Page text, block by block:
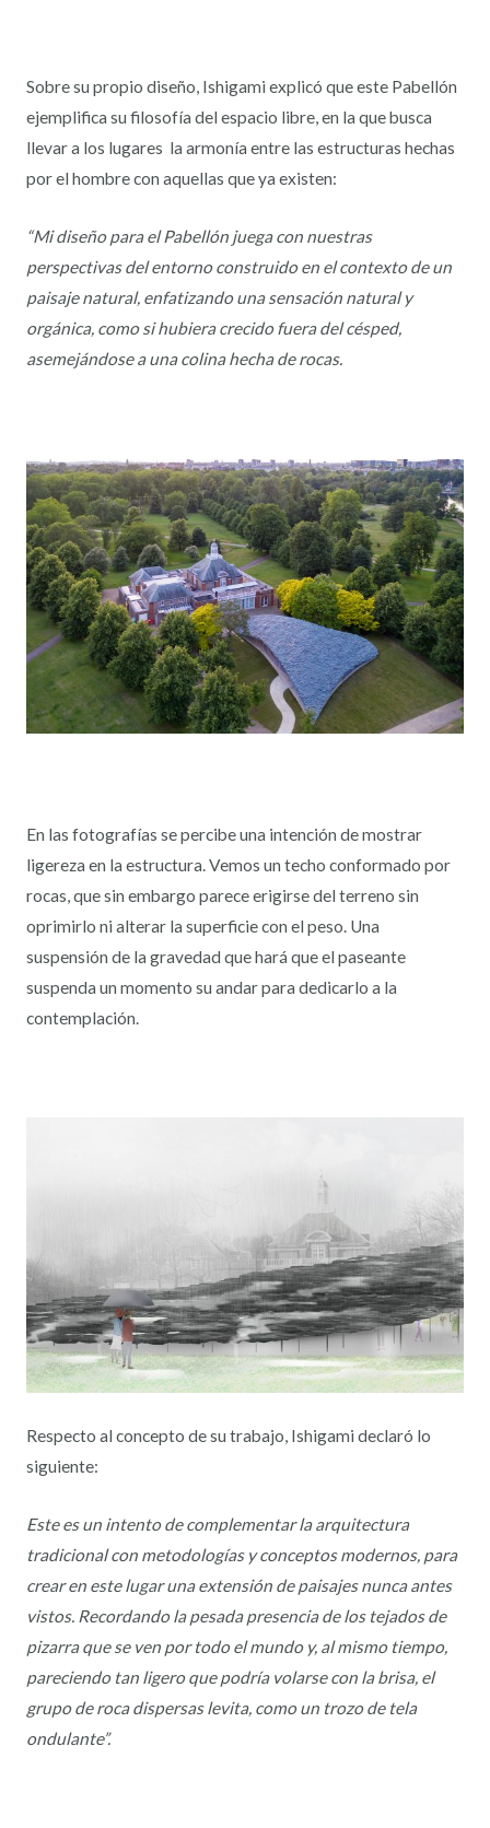
Sobre su propio diseño, Ishigami explicó que este Pabellón
ejemplifica su filosofía del espacio libre, en la que busca
llevar a los lugares la armonía entre las estructuras hechas
por el hombre con aquellas que ya existen:
“Mi diseño para el Pabellón juega con nuestras
perspectivas del entorno construido en el contexto de un
paisaje natural, enfatizando una sensación natural y
orgánica, como si hubiera crecido fuera del césped,
asemejándose a una colina hecha de rocas.
En las fotografías se percibe una intención de mostrar
ligereza en la estructura. Vemos un techo conformado por
rocas, que sin embargo parece erigirse del terreno sin
oprimirlo ni alterar la superficie con el peso. Una
suspensión de la gravedad que hará que el paseante
suspenda un momento su andar para dedicarlo a la
contemplación.
Respecto al concepto de su trabajo, Ishigami declaró lo
siguiente:
Este es un intento de complementar la arquitectura
tradicional con metodologías y conceptos modernos, para
crear en este lugar una extensión de paisajes nunca antes
vistos. Recordando la pesada presencia de los tejados de
pizarra que se ven por todo el mundo y, al mismo tiempo,
pareciendo tan ligero que podría volarse con la brisa, el
grupo de roca dispersas levita, como un trozo de tela
ondulante”.